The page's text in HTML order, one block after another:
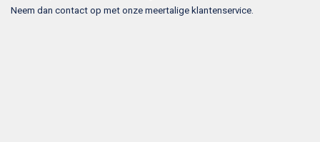
Neem dan contact op met onze meertalige klantenservice.